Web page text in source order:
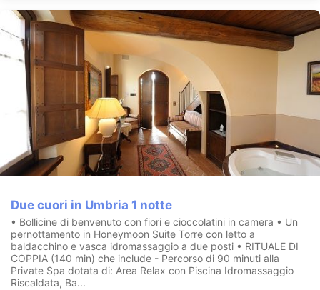
Due cuori in Umbria 1 notte
• Bollicine di benvenuto con fiori e cioccolatini in camera • Un
pernottamento in Honeymoon Suite Torre con letto a
baldacchino e vasca idromassaggio a due posti • RITUALE DI
COPPIA (140 min) che include - Percorso di 90 minuti alla
Private Spa dotata di: Area Relax con Piscina Idromassaggio
Riscaldata, Ba...